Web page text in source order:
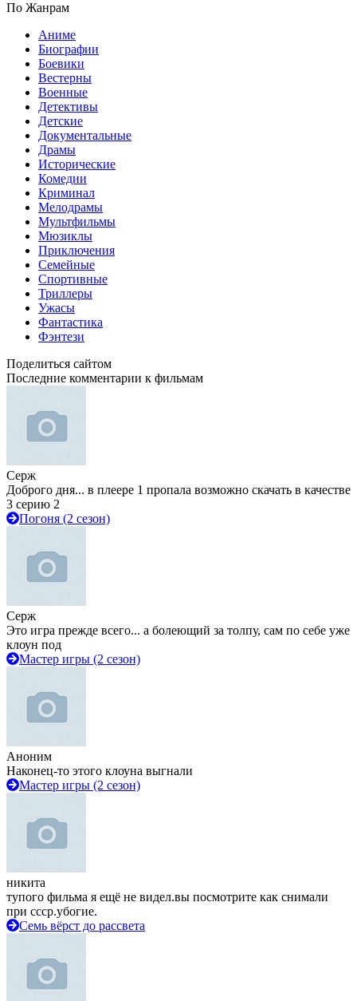
По Жанрам
Аниме
Биографии
Боевики
Вестерны
Военные
Детективы
Детские
Документальные
Драмы
Исторические
Комедии
Криминал
Мелодрамы
Мультфильмы
Мюзиклы
Приключения
Семейные
Спортивные
Триллеры
Ужасы
Фантастика
Фэнтези
Поделиться сайтом
Последние комментарии к фильмам
Серж
Доброго дня... в плеере 1 пропала возможно скачать в качестве
3 серию 2
Погоня (2 сезон)
Серж
Это игра прежде всего... а болеющий за толпу, сам по себе уже
клоун под
Мастер игры (2 сезон)
Аноним
Наконец-то этого клоуна выгнали
Мастер игры (2 сезон)
никита
тупого фильма я ещё не видел.вы посмотрите как снимали
при ссср.убогие.
Семь вёрст до рассвета